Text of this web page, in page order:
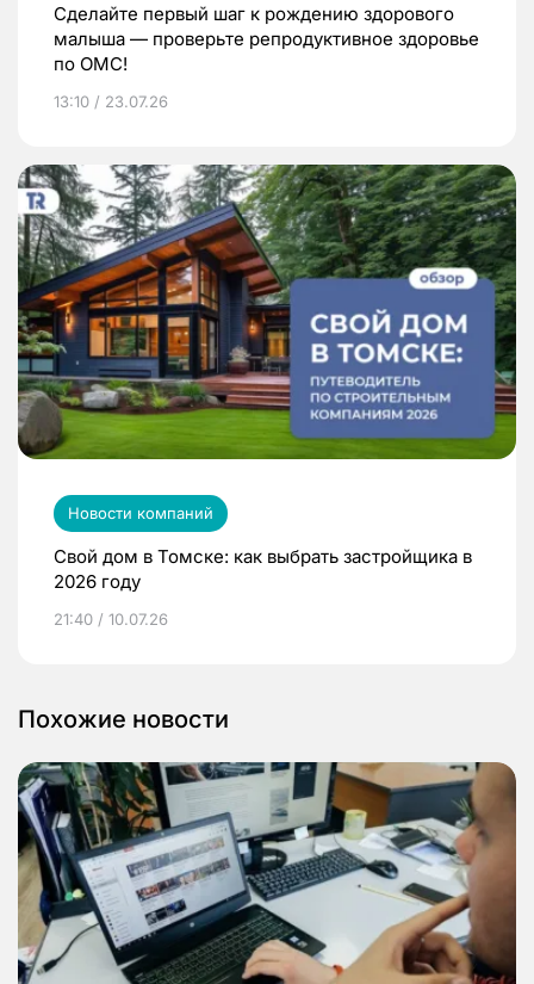
Сделайте первый шаг к рождению здорового
малыша — проверьте репродуктивное здоровье
по ОМС!
13:10 / 23.07.26
Новости компаний
Свой дом в Томске: как выбрать застройщика в
2026 году
21:40 / 10.07.26
Похожие новости